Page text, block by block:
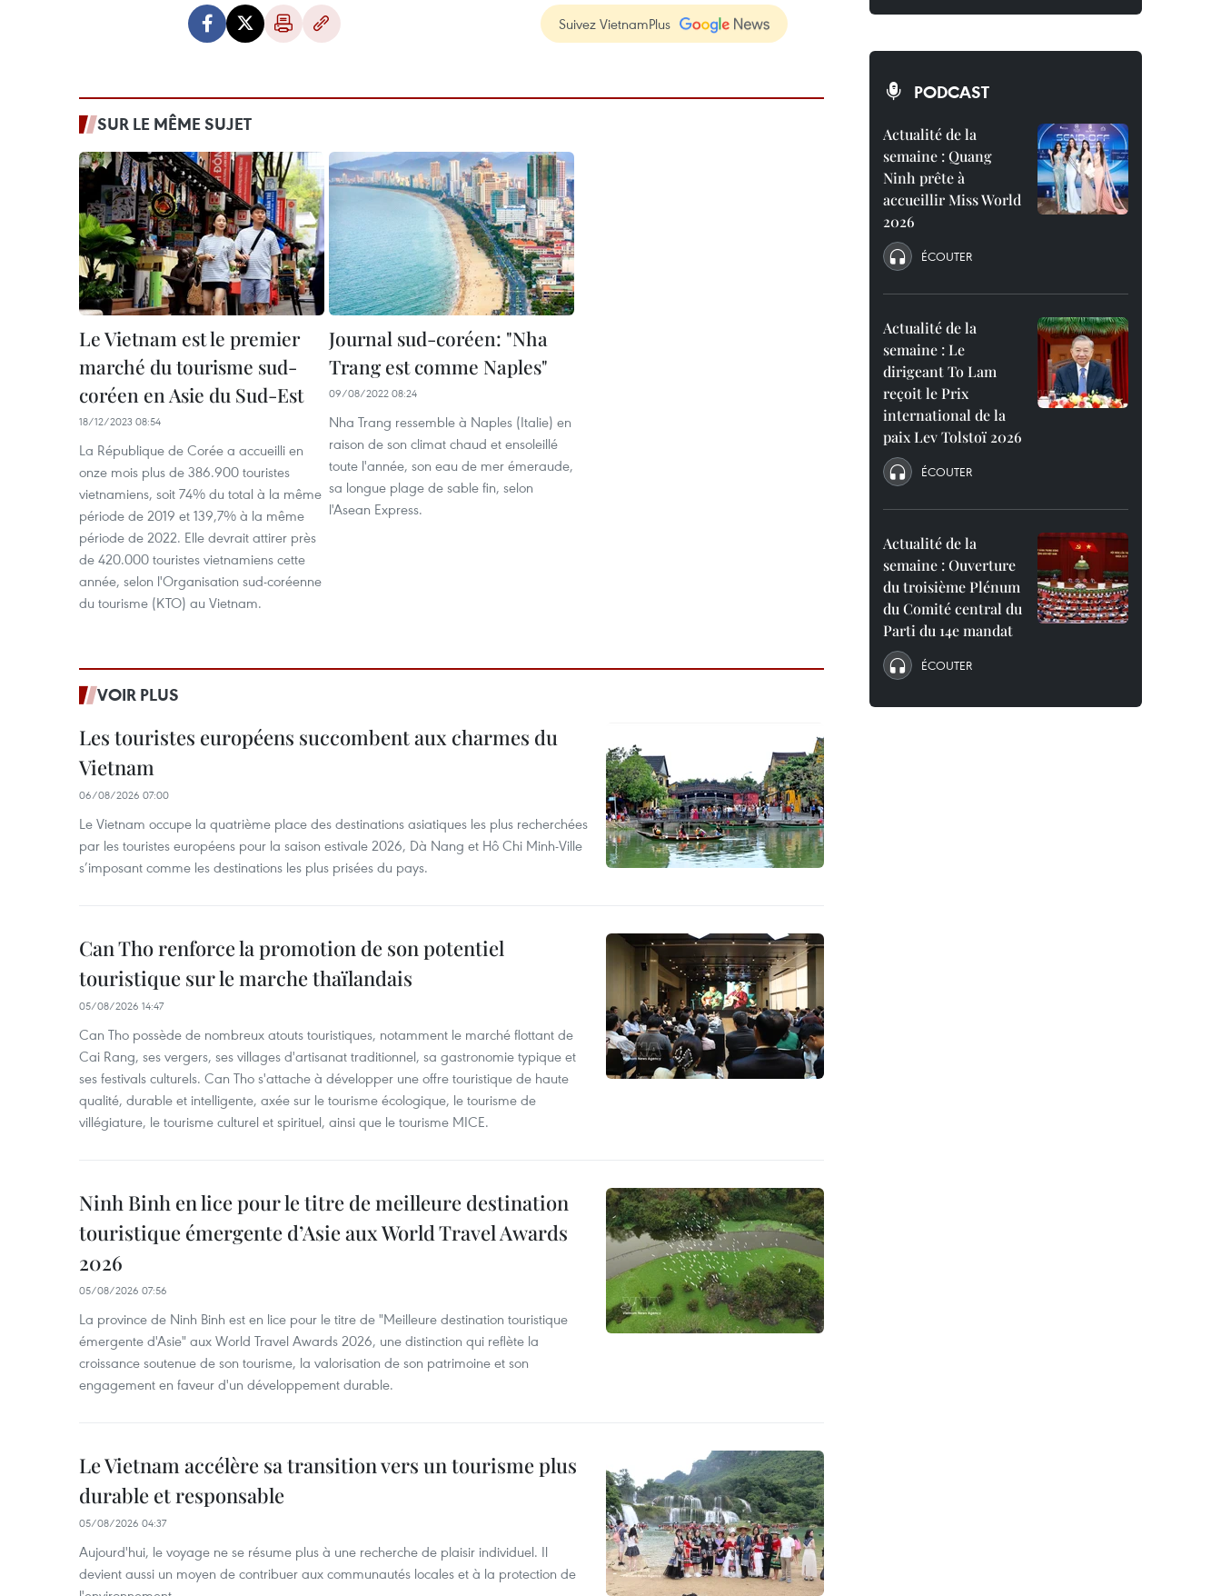
Suivez VietnamPlus
SUR LE MÊME SUJET
Le Vietnam est le premier
marché du tourisme sud-
coréen en Asie du Sud-Est
18/12/2023 08:54
La République de Corée a accueilli en
onze mois plus de 386.900 touristes
vietnamiens, soit 74% du total à la même
période de 2019 et 139,7% à la même
période de 2022. Elle devrait attirer près
de 420.000 touristes vietnamiens cette
année, selon l'Organisation sud-coréenne
du tourisme (KTO) au Vietnam.
Journal sud-coréen: "Nha
Trang est comme Naples"
09/08/2022 08:24
Nha Trang ressemble à Naples (Italie) en
raison de son climat chaud et ensoleillé
toute l'année, son eau de mer émeraude,
sa longue plage de sable fin, selon
l'Asean Express.
VOIR PLUS
Les touristes européens succombent aux charmes du
Vietnam
06/08/2026 07:00
Le Vietnam occupe la quatrième place des destinations asiatiques les plus recherchées
par les touristes européens pour la saison estivale 2026, Dà Nang et Hô Chi Minh-Ville
s’imposant comme les destinations les plus prisées du pays.
Can Tho renforce la promotion de son potentiel
touristique sur le marche thaïlandais
05/08/2026 14:47
Can Tho possède de nombreux atouts touristiques, notamment le marché flottant de
Cai Rang, ses vergers, ses villages d'artisanat traditionnel, sa gastronomie typique et
ses festivals culturels. Can Tho s'attache à développer une offre touristique de haute
qualité, durable et intelligente, axée sur le tourisme écologique, le tourisme de
villégiature, le tourisme culturel et spirituel, ainsi que le tourisme MICE.
Ninh Binh en lice pour le titre de meilleure destination
touristique émergente d’Asie aux World Travel Awards
2026
05/08/2026 07:56
La province de Ninh Binh est en lice pour le titre de "Meilleure destination touristique
émergente d'Asie" aux World Travel Awards 2026, une distinction qui reflète la
croissance soutenue de son tourisme, la valorisation de son patrimoine et son
engagement en faveur d'un développement durable.
Le Vietnam accélère sa transition vers un tourisme plus
durable et responsable
05/08/2026 04:37
Aujourd'hui, le voyage ne se résume plus à une recherche de plaisir individuel. Il
devient aussi un moyen de contribuer aux communautés locales et à la protection de
PODCAST
Actualité de la
semaine : Quang
Ninh prête à
accueillir Miss World
2026
ÉCOUTER
Actualité de la
semaine : Le
dirigeant To Lam
reçoit le Prix
international de la
paix Lev Tolstoï 2026
ÉCOUTER
Actualité de la
semaine : Ouverture
du troisième Plénum
du Comité central du
Parti du 14e mandat
ÉCOUTER